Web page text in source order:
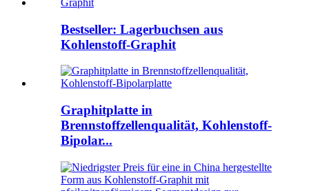
Bestseller: Lagerbuchsen aus
Kohlenstoff-Graphit
Graphitplatte in
Brennstoffzellenqualität, Kohlenstoff-
Bipolar...